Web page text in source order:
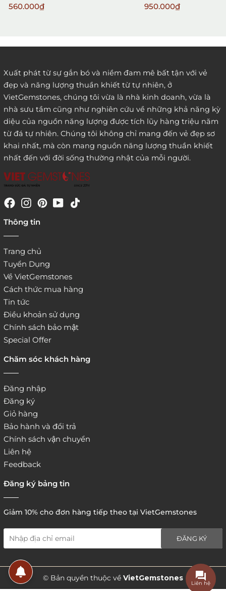
3. Đặt hàng thông quaemail hay chat trực tiếp với
chúng tôi:
website:
5. Hình thức thanh toán
560.000₫ 950.000₫
Xuất phát từ sự gắn bó và niềm đam mê bất tận với vẻ
đẹp và năng lượng thuần khiết từ tự nhiên, ở
VietGemstones, chúng tôi vừa là nhà kinh doanh, vừa là
nhà sưu tầm cũng như nghiên cứu về những khả năng kỳ
diệu của nguồn năng lượng được tích lũy hàng triệu năm
từ đá tự nhiên. Chúng tôi không chỉ mang đến vẻ đẹp sơ
khai nhất, mà còn mang nguồn năng lượng thuần khiết
nhất đến với đời sống thường nhật của mỗi người.
Thông tin
Trang chủ
Tuyển Dụng
Về VietGemstones
Cách thức mua hàng
Tin tức
Điều khoản sử dụng
Chính sách bảo mật
Special Offer
Chăm sóc khách hàng
Đăng nhập
Đăng ký
Giỏ hàng
Bảo hành và đổi trả
Chính sách vận chuyển
Liên hệ
Feedback
Đăng ký bảng tin
Giảm 10% cho đơn hàng tiếp theo tại VietGemstones
ĐĂNG KÝ
© Bản quyền thuộc về VietGemstones
Liên hệ